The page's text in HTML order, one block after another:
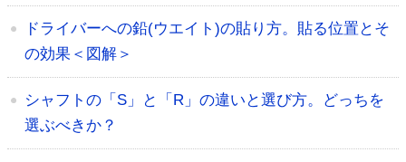
ドライバーへの鉛(ウエイト)の貼り方。貼る位置とそ
の効果＜図解＞
シャフトの「S」と「R」の違いと選び方。どっちを
選ぶべきか？